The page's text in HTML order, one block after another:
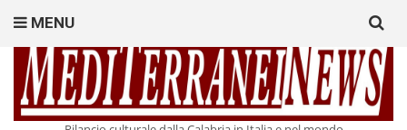
MENU
for: